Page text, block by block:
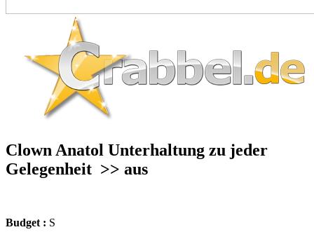
Clown Anatol Unterhaltung zu jeder
Gelegenheit >> aus
Budget : S